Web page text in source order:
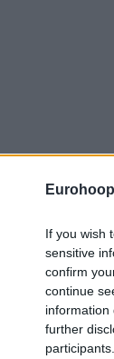
If you wish
sensitive
confirm
continue
information
further
την
2013!
με
που τώρα